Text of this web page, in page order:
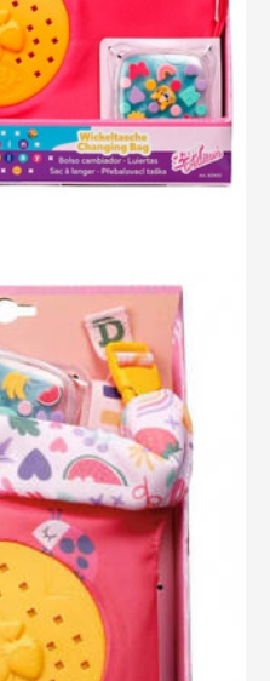
Pinplay -
€
Καλάθι
- 837603-116725